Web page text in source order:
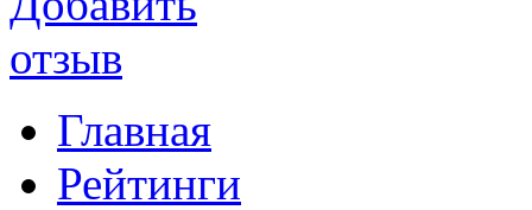
Главная
Рейтинги